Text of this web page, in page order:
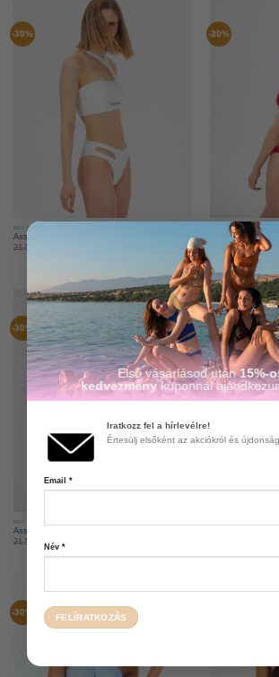
Első vásárlásod után15%-
kedvezménykuponnal
Iratkozz fel a hírlevélre!
Értesülj elsőként az akciókról és
Email*
Név*
-30%
BOTTOMS
Asszimetrikus bikini alsó – Party snow
21.500
-30%
BOTTOMS
Asszimetrikus
Caipiroska
21.500Ft 15.000
-30%
Asszimetrikus bikini alsó – Ultraviolet
21.500
15.000
-30%
-30%